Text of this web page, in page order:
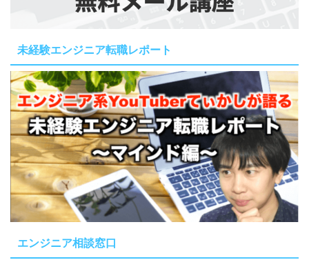
未経験エンジニア転職レポート
エンジニア相談窓口